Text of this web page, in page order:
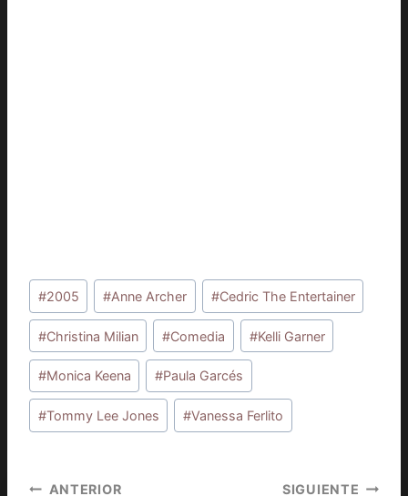
Etiquetas
de
la
entrada:
#2005 #Anne Archer #Cedric The Entertainer
#Christina Milian #Comedia #Kelli Garner
#Monica Keena #Paula Garcés
#Tommy Lee Jones #Vanessa Ferlito
ANTERIOR SIGUIENTE